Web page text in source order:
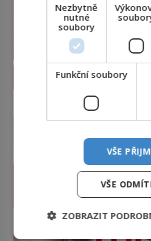
Nezbytně
nutné
soubory
Funkční soubory
VŠE
VŠE
ZOBRAZIT